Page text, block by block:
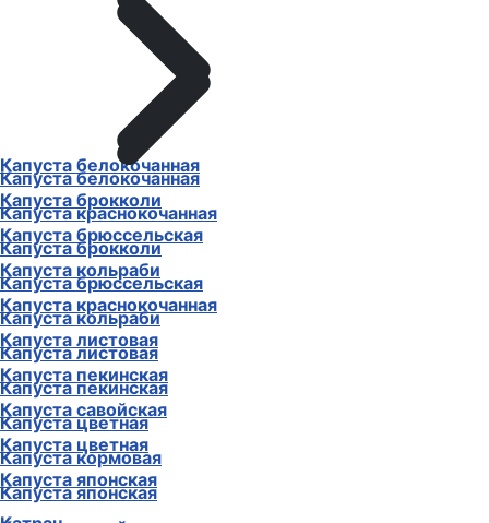
Капуста белокочанная
Капуста брокколи
Капуста брюссельская
Капуста кольраби
Капуста краснокочанная
Капуста листовая
Капуста пекинская
Капуста савойская
Капуста цветная
Капуста японская
Капуста белокочанная
Капуста краснокочанная
Капуста брокколи
Капуста брюссельская
Капуста кольраби
Капуста листовая
Капуста пекинская
Капуста цветная
Капуста кормовая
Капуста японская